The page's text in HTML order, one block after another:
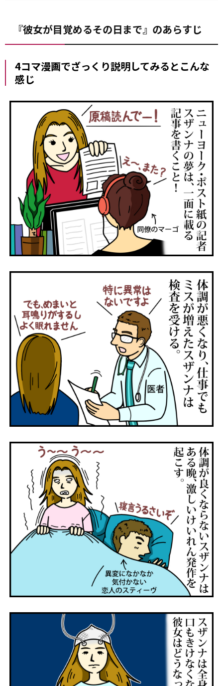
『彼女が目覚めるその日まで』のあらすじ
4コマ漫画でざっくり説明してみるとこんな
感じ